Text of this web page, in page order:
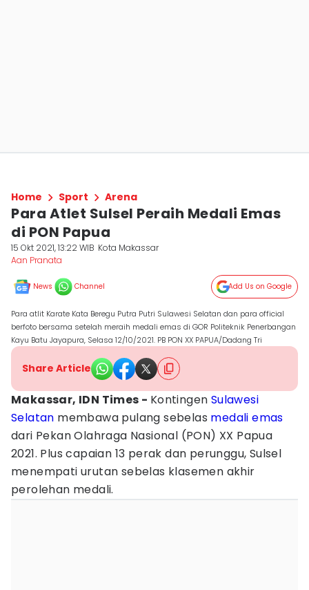
Home Sport Arena
Para Atlet Sulsel Peraih Medali Emas
di PON Papua
15 Okt 2021, 13:22 WIB Kota Makassar
Aan Pranata
News Channel Add Us on Google
Para atlit Karate Kata Beregu Putra Putri Sulawesi Selatan dan para official
berfoto bersama setelah meraih medali emas di GOR Politeknik Penerbangan
Kayu Batu Jayapura, Selasa 12/10/2021. PB PON XX PAPUA/Dadang Tri
Share Article
Makassar, IDN Times - Kontingen Sulawesi
Selatan membawa pulang sebelas medali emas
dari Pekan Olahraga Nasional (PON) XX Papua
2021. Plus capaian 13 perak dan perunggu, Sulsel
menempati urutan sebelas klasemen akhir
perolehan medali.